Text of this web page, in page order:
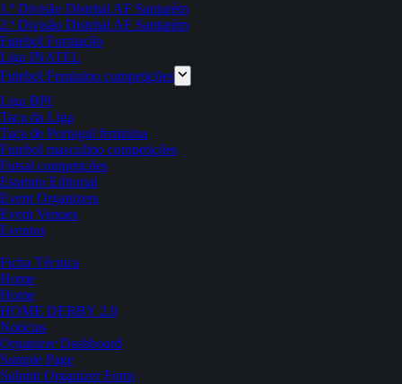
1.ª Divisão Distrital AF Santarém
2.ª Divisão Distrital AF Santarém
Futebol Formação
Liga INATEL
Futebol Feminino competições
Liga BPI
Taça da Liga
Taça de Portugal feminina
Futebol masculino competições
Futsal competições
Estatuto Editorial
Event Organizers
Event Venues
Eventos
Ficha Técnica
Home
Home
HOME DERBY 2.0
Notícias
Organizer Dashboard
Sample Page
Submit Organizer Form